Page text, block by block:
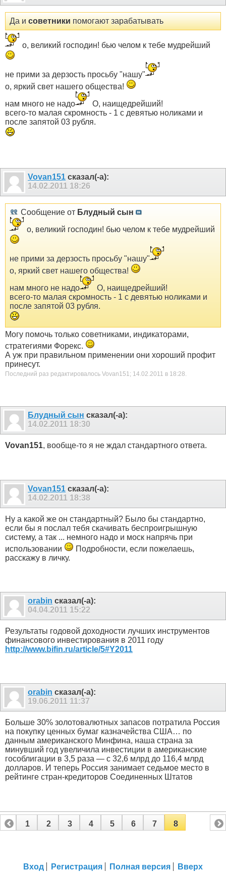
Да исоветникипомогают зарабатывать
о, великий господин! бью челом к тебе мудрейший
не прими за дерзость просьбу "нашу"
о, яркий свет нашего общества!
нам много не надо
О, наищедрейший!
всего-то малая скромность - 1 с девятью ноликами и
после запятой 03 рубля.
Vovan151 сказал(-а):
14.02.2011 18:26
Сообщение от Блудный сын
о, великий господин! бью челом к тебе мудрейший
не прими за дерзость просьбу "нашу"
о, яркий свет нашего общества!
нам много не надо
О, наищедрейший!
всего-то малая скромность - 1 с девятью ноликами и
после запятой 03 рубля.
Могу помочь только советниками, индикаторами,
стратегиями Форекс.
А уж при правильном применении они хороший профит
принесут.
Последний раз редактировалось Vovan151; 14.02.2011 в 18:28
Блудный сын сказал(-а):
14.02.2011 18:30
Vovan151, вообще-то я не ждал стандартного ответа.
Vovan151 сказал(-а):
14.02.2011 18:38
Ну а какой же он стандартный? Было бы стандартно,
если бы я послал тебя скачивать беспроигрышную
систему, а так ... немного надо и моск напрячь при
использовании
Подробности, если пожелаешь,
расскажу в личку.
orabin сказал(-а):
04.04.2011 15:22
Результаты годовой доходности лучших инструментов
финансового инвестирования в 2011 году
http://www.bifin.ru/article/5#Y2011
orabin сказал(-а):
19.06.2011 11:37
Больше 30% золотовалютных запасов потратила Россия
на покупку ценных бумаг казначейства США… по
данным американского Минфина, наша страна за
минувший год увеличила инвестиции в американские
гособлигации в 3,5 раза — с 32,6 млрд до 116,4 млрд
долларов. И теперь Россия занимает седьмое место в
рейтинге стран-кредиторов Соединенных Штатов
1 2 3 4 5 6 7 8
Вход Регистрация Полная версия Вверх